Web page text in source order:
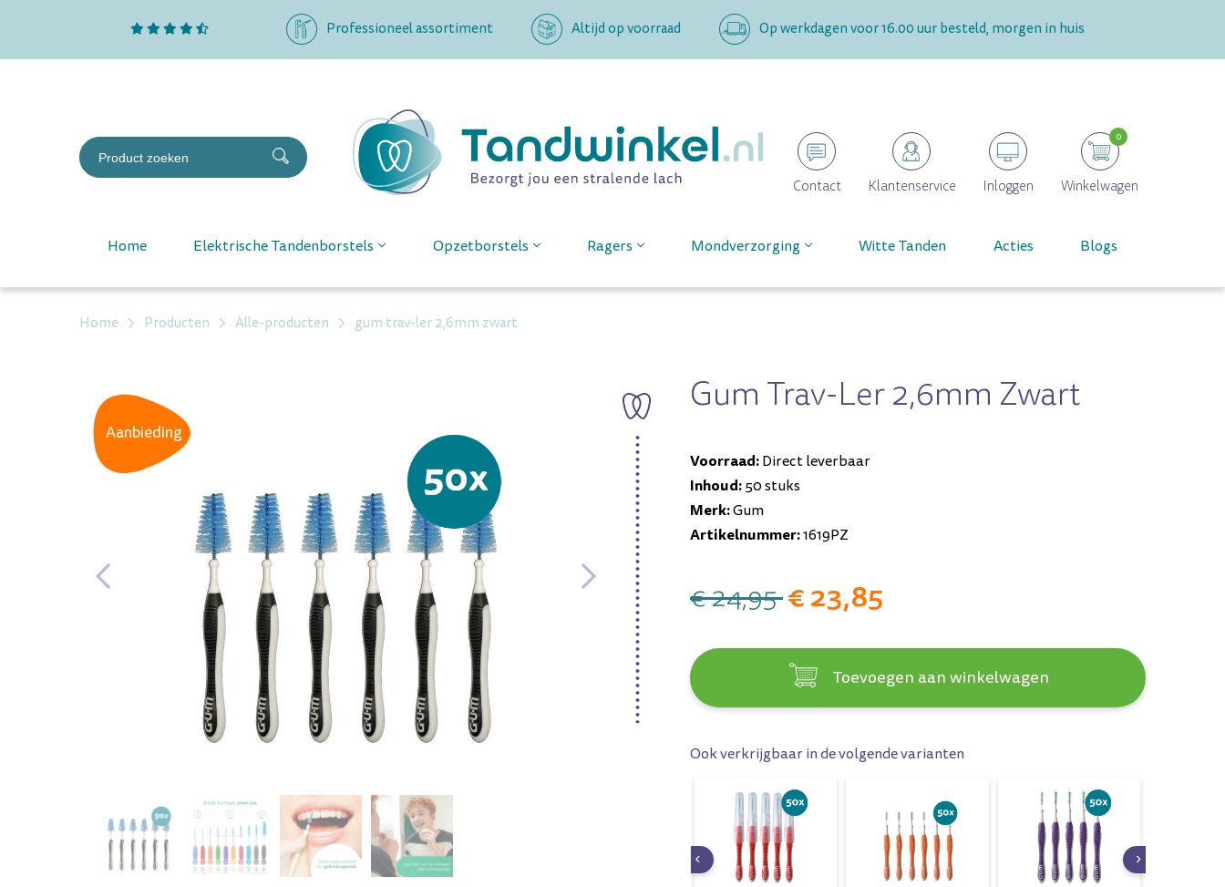
Professioneel assortiment Altijd op voorraad Op werkdagen voor 16.00 uur besteld, morgen in huis
Contact Klantenservice Inloggen Winkelwagen
0
Home Elektrische Tandenborstels Opzetborstels Ragers Mondverzorging Witte Tanden Acties Blogs
Home Producten Alle-producten gum trav-ler 2,6mm zwart
Aanbieding
Gum Trav-Ler 2,6mm Zwart
Voorraad:Direct leverbaar
Inhoud:50 stuks
Merk:Gum
Artikelnummer:1619PZ
€ 24,95€ 23,85
Toevoegen aan winkelwagen
Ook verkrijgbaar in de volgende varianten